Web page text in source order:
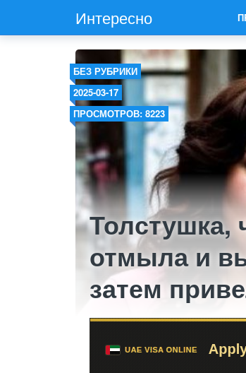
Интересно
БЕЗ РУБРИКИ
2025-03-17
ПРОСМОТРОВ: 8223
Толстушка,
отмыла и
затем